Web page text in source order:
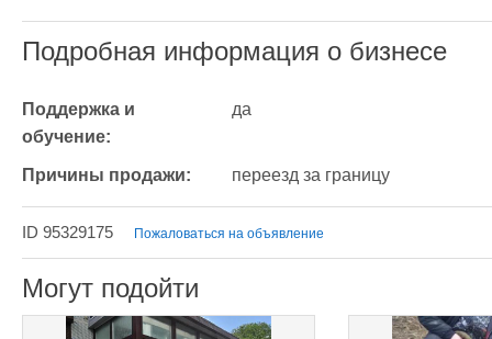
Подробная информация о бизнесе
Поддержка и
обучение:
да
Причины продажи: переезд за границу
ID 95329175 Пожаловаться на объявление
Могут подойти